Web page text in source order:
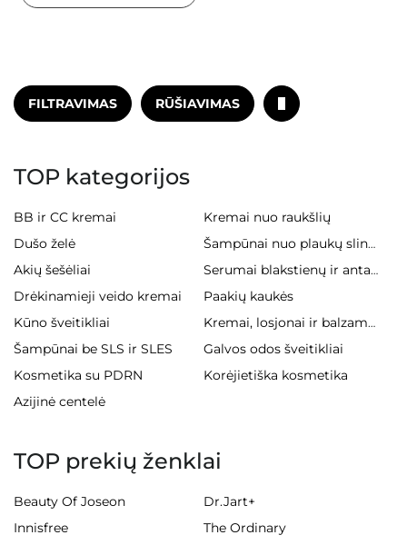
FILTRAVIMAS RŪŠIAVIMAS
TOP kategorijos
BB ir CC kremai
Kremai nuo raukšlių
Dušo želė
Šampūnai nuo plaukų slinkimo
Akių šešėliai Serumai blakstienų ir antakiams
Drėkinamieji veido kremai
Paakių kaukės
Kūno šveitikliai
Kremai, losjonai ir balzamai kūnui
Šampūnai be SLS ir SLES
Galvos odos šveitikliai
Kosmetika su PDRN
Korėjietiška kosmetika
Azijinė centelė
TOP prekių ženklai
Beauty Of Joseon
Dr.Jart+
Innisfree
The Ordinary